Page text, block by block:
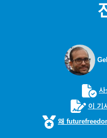
사
이 기
왜